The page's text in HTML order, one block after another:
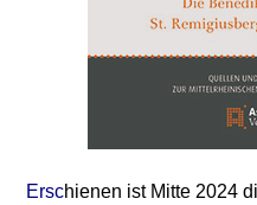
Erschienen ist Mitte 2024